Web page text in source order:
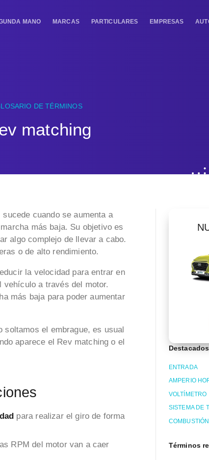
MANO MARCAS PARTICULARES EMPRESAS
DE TÉRMINOS
matching
sucede cuando se aumenta a
más baja. Su objetivo es
algo complejo de llevar a cabo.
o de alto rendimiento.
la velocidad para entrar en
a través del motor.
más baja para poder aumentar
soltamos el embrague, es usual
aparece el Rev matching o el
para realizar el giro de forma
RPM del motor van a caer
Destacados
ENTRADA
AMPERIO
VOLTÍMETRO
SISTEMA DE
Términos